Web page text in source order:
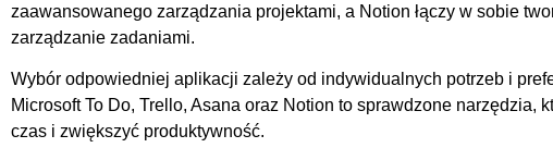
zaawansowanego zarządzania projektami, a Notion łączy w sobie
zarządzanie zadaniami.
Wybór odpowiedniej aplikacji zależy od indywidualnych potrzeb i
Microsoft To Do, Trello, Asana oraz Notion to sprawdzone narzędzia,
czas i zwiększyć produktywność.